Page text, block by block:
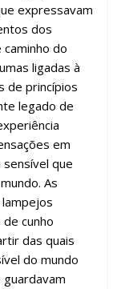
expressavam
dos
do
ligadas à
de princípios
legado de
em
que
As
cunho
das quais
do mundo
guardavam